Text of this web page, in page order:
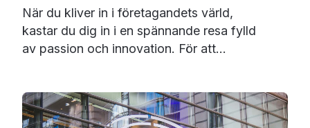
När du kliver in i företagandets värld,
kastar du dig in i en spännande resa fylld
av passion och innovation. För att...